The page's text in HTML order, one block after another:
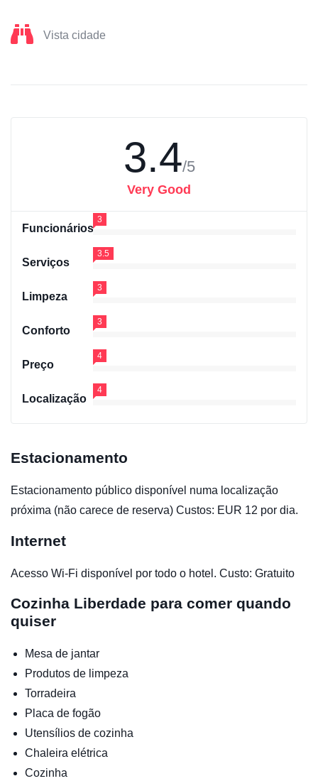
Vista cidade
3.4/5
Very Good
Funcionários
3
Serviços
3.5
Limpeza
3
Conforto
3
Preço
4
Localização
4
Estacionamento
Estacionamento público disponível numa localização
próxima (não carece de reserva) Custos: EUR 12 por dia.
Internet
Acesso Wi-Fi disponível por todo o hotel. Custo: Gratuito
Cozinha Liberdade para comer quando
quiser
Mesa de jantar
Produtos de limpeza
Torradeira
Placa de fogão
Utensílios de cozinha
Chaleira elétrica
Cozinha